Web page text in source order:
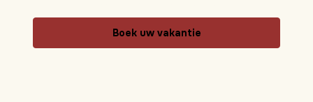
Boek uw vakantie